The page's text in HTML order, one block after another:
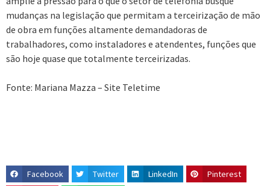
mudanças na legislação que permitam a terceirização de mão
de obra em funções altamente demandadoras de
trabalhadores, como instaladores e atendentes, funções que
são hoje quase que totalmente terceirizadas.
Fonte: Mariana Mazza – Site Teletime
Facebook Twitter LinkedIn
Pinterest